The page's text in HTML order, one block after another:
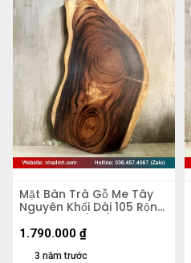
Mặt Bàn Trà Gỗ Me Tây
Nguyên Khối Dài 105 Rộng
58 Dày 5,2 (cm)
3 năm trước
1.790.000 ₫